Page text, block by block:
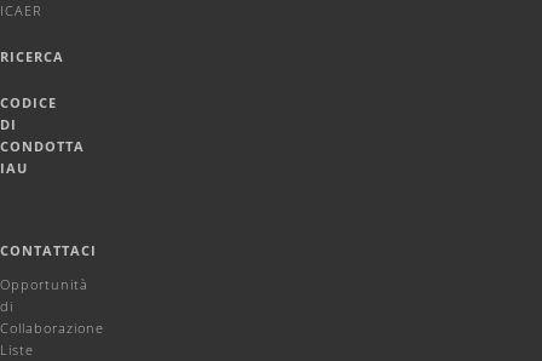
ICAER
RICERCA
CODICE
DI
CONDOTTA
IAU
CONTATTACI
Opportunità
di
Collaborazione
Liste